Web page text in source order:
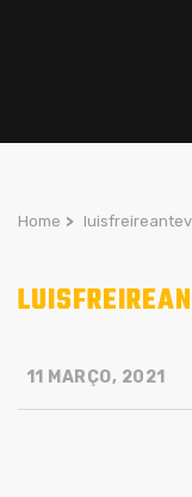
Home >
11 MARÇO, 2021